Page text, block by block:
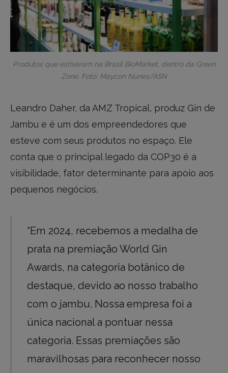
Produtos que estiveram na Brasil BioMarket, dentro da Green
Zone. Foto: Maycon Nunes/ASN
Leandro Daher, da AMZ Tropical, produz Gin de
Jambu e é um dos empreendedores que
esteve com seus produtos no espaço. Ele
conta que o principal legado da COP30 é a
visibilidade, fator determinante para apoio aos
pequenos negócios.
“Em 2024, recebemos a medalha de
prata na premiação World Gin
Awards, na categoria botânico de
destaque, devido ao nosso trabalho
com o jambu. Nossa empresa foi a
única nacional a pontuar nessa
categoria. Essas premiações são
maravilhosas para reconhecer nosso